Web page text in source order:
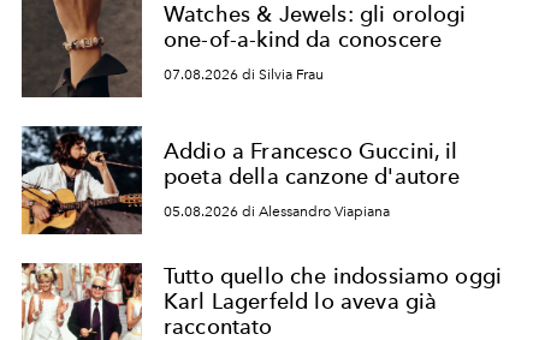
Watches & Jewels: gli orologi
one-of-a-kind da conoscere
07.08.2026 di Silvia Frau
Addio a Francesco Guccini, il
poeta della canzone d'autore
05.08.2026 di Alessandro Viapiana
Tutto quello che indossiamo oggi
Karl Lagerfeld lo aveva già
raccontato